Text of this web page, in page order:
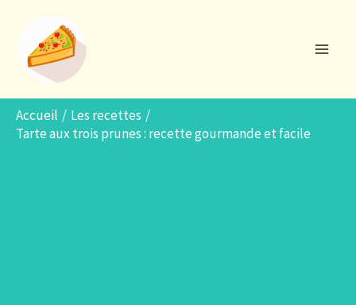
contenu
Accueil
Les recettes
Tarte aux trois prunes : recette gourmande et facile